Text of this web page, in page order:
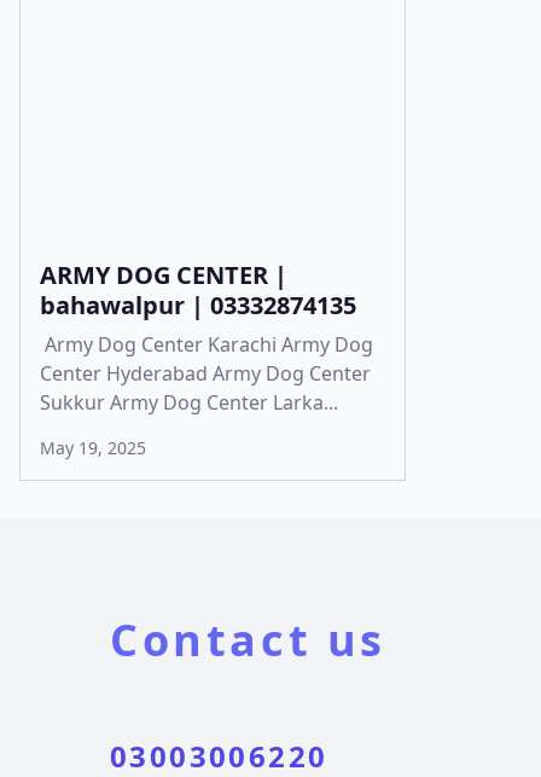
ARMY DOG CENTER |
bahawalpur | 03332874135
Army Dog Center Karachi Army Dog
Center Hyderabad Army Dog Center
Sukkur Army Dog Center Larka...
May 19, 2025
Contact us
03003006220